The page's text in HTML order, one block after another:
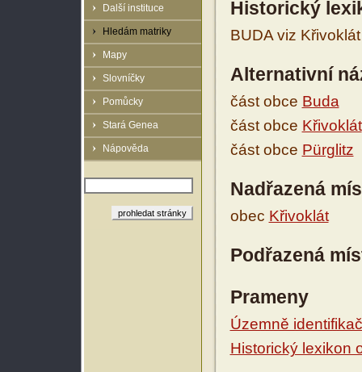
Další instituce
Hledám matriky
Mapy
Slovníčky
Pomůcky
Stará Genea
Nápověda
Historický
BUDA viz
Alternativní
část obce Buda
část obce Křivoklát
část obce Pürglitz
Nadřazená
obec Křivoklát
Podřazená
Prameny
Územně
Historický lexikon